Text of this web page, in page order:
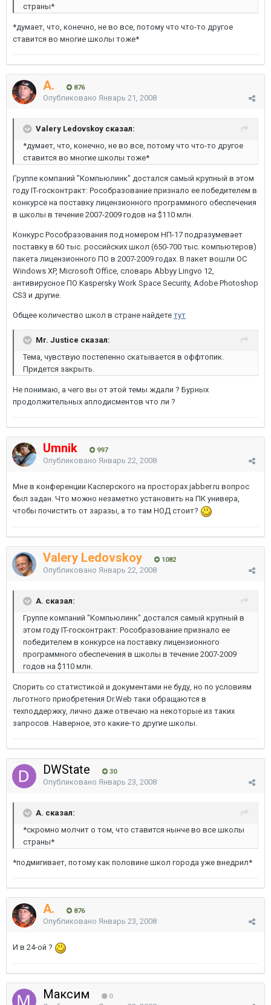
страны*
*думает, что, конечно, не во все, потому что что-то другое
ставится во многие школы тоже*
A. 876
Опубликовано Январь 21, 2008
Valery Ledovskoy сказал:
*думает, что, конечно, не во все, потому что что-то другое
ставится во многие школы тоже*
Группе компаний "Компьюлинк" достался самый крупный в этом
году IT-госконтракт: Рособразование признало ее победителем в
конкурсе на поставку лицензионного программного обеспечения
в школы в течение 2007-2009 годов на $110 млн.
Конкурс Рособразования под номером НП-17 подразумевает
поставку в 60 тыс. российских школ (650-700 тыс. компьютеров)
пакета лицензионного ПО в 2007-2009 годах. В пакет вошли ОС
Windows XP, Microsoft Office, словарь Abbyy Lingvo 12,
антивирусное ПО Kaspersky Work Space Security, Adobe Photoshop
CS3 и другие.
Общее количество школ в стране найдете тут
Mr. Justice сказал:
Тема, чувствую постепенно скатывается в оффтопик.
Придется закрыть.
Не понимаю, а чего вы от этой темы ждали ? Бурных
продолжительных аплодисментов что ли ?
Umnik 997
Опубликовано Январь 22, 2008
Мне в конференции Касперского на просторах jabber.ru вопрос
был задан. Что можно незаметно установить на ПК универа,
чтобы почистить от заразы, а то там НОД стоит?
Valery Ledovskoy 1082
Опубликовано Январь 22, 2008
A. сказал:
Группе компаний "Компьюлинк" достался самый крупный в
этом году IT-госконтракт: Рособразование признало ее
победителем в конкурсе на поставку лицензионного
программного обеспечения в школы в течение 2007-2009
годов на $110 млн.
Спорить со статистикой и документами не буду, но по условиям
льготного приобретения Dr.Web таки обращаются в
техподдержку, лично даже отвечаю на некоторые из таких
запросов. Наверное, это какие-то другие школы.
DWState 30
Опубликовано Январь 23, 2008
A. сказал:
*скромно молчит о том, что ставится нынче во все школы
страны*
*подмигивает, потому как половине школ города уже внедрил*
A. 876
Опубликовано Январь 23, 2008
И в 24-ой ?
Максим 0